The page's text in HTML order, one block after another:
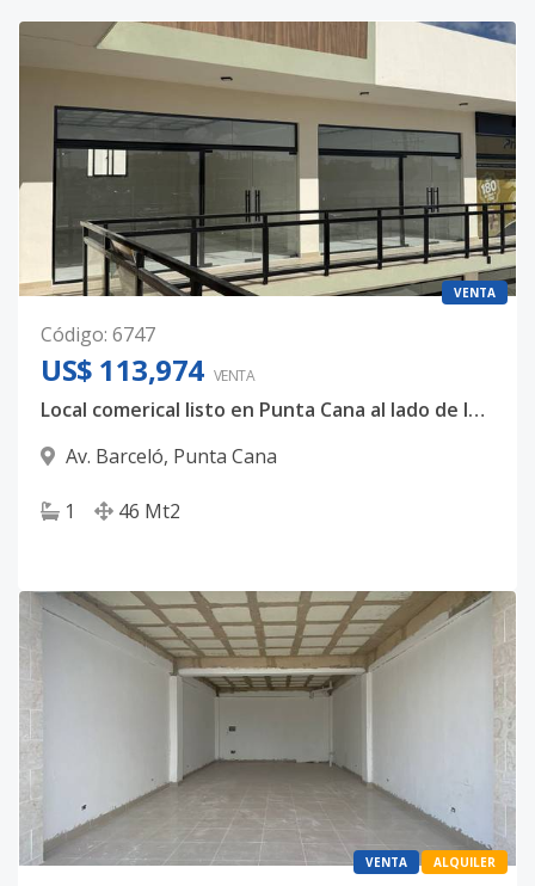
VENTA
Código: 6747
US$ 113,974 VENTA
Local comerical listo en Punta Cana al lado de la avenida Barcelo
Av. Barceló, Punta Cana
1 46 Mt2
VENTA ALQUILER